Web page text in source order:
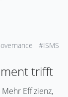
#ISMS
trifft
Effizienz,